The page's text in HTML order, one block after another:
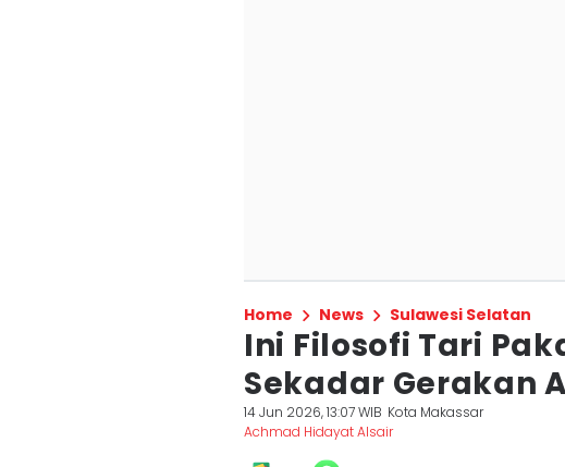
Home News Sulawesi Selatan
Ini Filosofi Tari
Sekadar Gerakan
14 Jun 2026, 13:07 WIB Kota Makassar
Achmad Hidayat Alsair